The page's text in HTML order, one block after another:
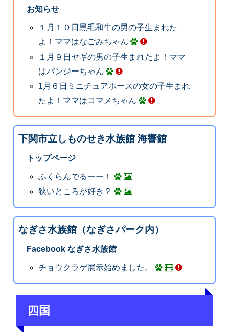
お知らせ
１月１０日黒毛和牛の男の子生まれた
よ！ママはなごみちゃん
１月９日ヤギの男の子生まれたよ！ママ
はパンジーちゃん
1月６日ミニチュアホースの女の子生まれ
たよ！ママはコマメちゃん
下関市立しものせき水族館 海響館
トップページ
ふくらんでるーー！
狭いところが好き？
なぎさ水族館（なぎさパーク内）
Facebook なぎさ水族館
チョウクラゲ展示始めました。
四国